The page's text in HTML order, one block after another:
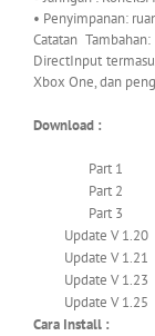
• Penyimpanan:
Catatan
DirectInput
Xbox One, dan
Download :
Part 1
Part 2
Part 3
Update V 1.20
Update V 1.21
Update V 1.23
Update V 1.25
Cara Install :